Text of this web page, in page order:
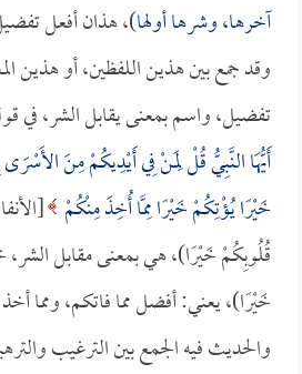
آخرها، وشرها أولها)، هذان أفعل
وقد جمع بين هذين اللفظين، أو هذين
تفضيل، واسم بمعنى يقابل الشر، في
أَيُّهَا النَّبِيُّ قُلْ لِمَنْ فِي أَيْدِيكُمْ مِنَ
خَيْرًا يُؤْتِكُمْ خَيْرًا مِمَّا أُخِذَ مِنْكُمْ
قُلُوبِكُمْ خَيْرًا)، هي بمعنى مقابل
خَيْرًا)، يعني: أفضل مما فاتكم، ومما
والحديث فيه الجمع بين الترغيب